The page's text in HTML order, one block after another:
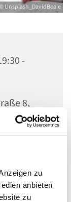
zu
anbieten
zu
Unsplash_DavidBeale
-
8,